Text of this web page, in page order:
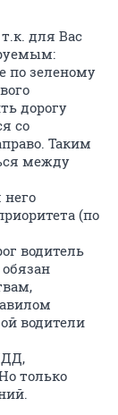
для Вас
по зеленому
дорогу
со
Таким
между
(по
водитель
обязан
водители
только